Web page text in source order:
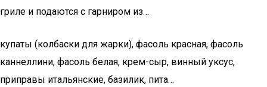
гриле и подаются с гарниром из…
купаты (колбаски для жарки), фасоль красная, фасоль
каннеллини, фасоль белая, крем-сыр, винный уксус,
приправы итальянские, базилик, пита…